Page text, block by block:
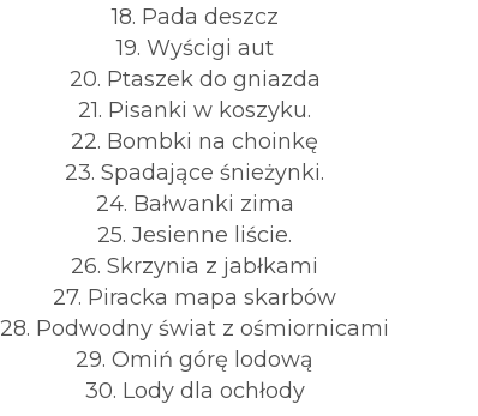
18. Pada deszcz
19. Wyścigi aut
20. Ptaszek do gniazda
21. Pisanki w koszyku.
22. Bombki na choinkę
23. Spadające śnieżynki.
24. Bałwanki zima
25. Jesienne liście.
26. Skrzynia z jabłkami
27. Piracka mapa skarbów
28. Podwodny świat z ośmiornicami
29. Omiń górę lodową
30. Lody dla ochłody